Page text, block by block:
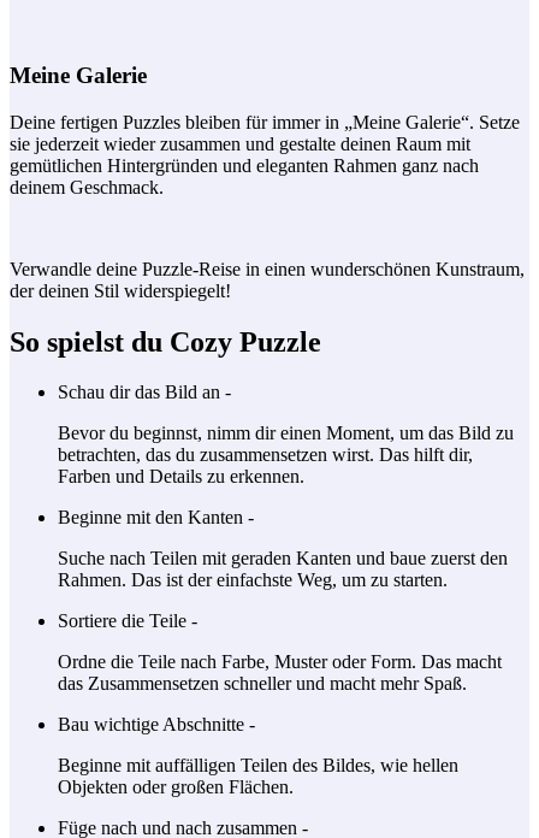
Meine Galerie
Deine fertigen Puzzles bleiben für immer in „Meine Galerie“. Setze
sie jederzeit wieder zusammen und gestalte deinen Raum mit
gemütlichen Hintergründen und eleganten Rahmen ganz nach
deinem Geschmack.
Verwandle deine Puzzle-Reise in einen wunderschönen Kunstraum,
der deinen Stil widerspiegelt!
So spielst du Cozy Puzzle
Schau dir das Bild an -
Bevor du beginnst, nimm dir einen Moment, um das Bild zu
betrachten, das du zusammensetzen wirst. Das hilft dir,
Farben und Details zu erkennen.
Beginne mit den Kanten -
Suche nach Teilen mit geraden Kanten und baue zuerst den
Rahmen. Das ist der einfachste Weg, um zu starten.
Sortiere die Teile -
Ordne die Teile nach Farbe, Muster oder Form. Das macht
das Zusammensetzen schneller und macht mehr Spaß.
Bau wichtige Abschnitte -
Beginne mit auffälligen Teilen des Bildes, wie hellen
Objekten oder großen Flächen.
Füge nach und nach zusammen -